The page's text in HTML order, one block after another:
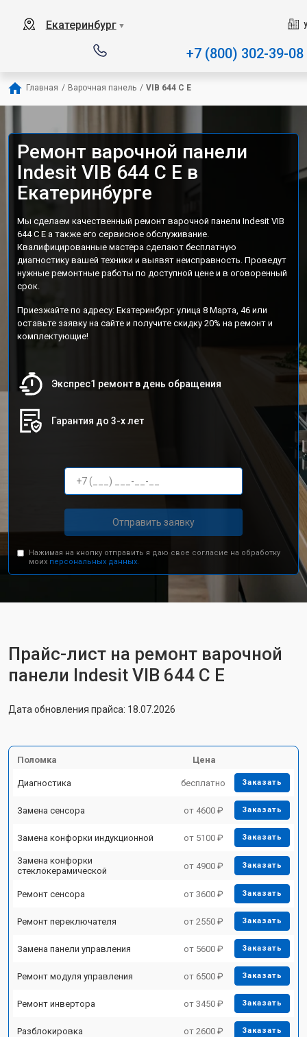
Екатеринбург ▼
+7 (800) 302-39-08
Главная / Варочная панель / VIB 644 C E
Ремонт варочной панели
Indesit VIB 644 C E в
Екатеринбурге
Мы сделаем качественный ремонт варочной панели Indesit VIB
644 C E а также его сервисное обслуживание.
Квалифицированные мастера сделают бесплатную
диагностику вашей техники и выявят неисправность. Проведут
нужные ремонтные работы по доступной цене и в оговоренный
срок.
Приезжайте по адресу: Екатеринбург: улица 8 Марта, 46 или
оставьте заявку на сайте и получите скидку 20% на ремонт и
комплектующие!
Экспрес1 ремонт в день обращения
Гарантия до 3-х лет
Отправить заявку
Нажимая на кнопку отправить я даю свое согласие на обработку
моих персональных данных.
Прайс-лист на ремонт варочной
панели Indesit VIB 644 C E
Дата обновления прайса: 18.07.2026
Поломка Цена
Диагностика бесплатно Заказать
Замена сенсора от 4600 ₽ Заказать
Замена конфорки индукционной от 5100 ₽ Заказать
Замена конфорки
стеклокерамической
от 4900 ₽ Заказать
Ремонт сенсора от 3600 ₽ Заказать
Ремонт переключателя от 2550 ₽ Заказать
Замена панели управления от 5600 ₽ Заказать
Ремонт модуля управления от 6500 ₽ Заказать
Ремонт инвертора от 3450 ₽ Заказать
Разблокировка от 2600 ₽ Заказать